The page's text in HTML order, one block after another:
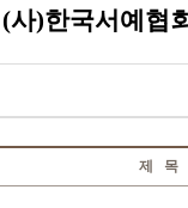
(사)한국서예협
제 목